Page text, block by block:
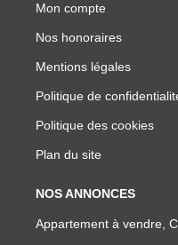
Mon compte
Nos honoraires
Mentions légales
Politique de
Politique des cookies
Plan du site
NOS ANNONCES
Appartement à vendre,